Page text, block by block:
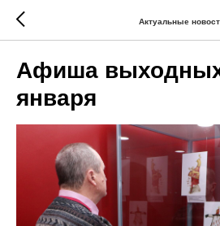
Актуальные
Афиша
января